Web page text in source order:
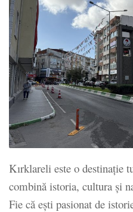
Kırklareli este o destinație
combină istoria, cultura și
Fie că ești pasionat de